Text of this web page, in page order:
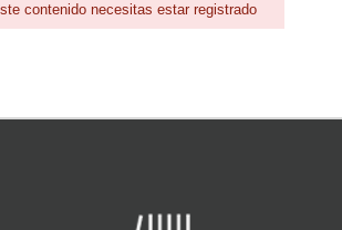
contenido necesitas estar registrado